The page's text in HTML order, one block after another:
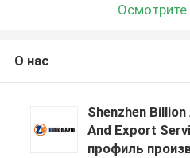
О нас
Shenzhen
And Export
профиль